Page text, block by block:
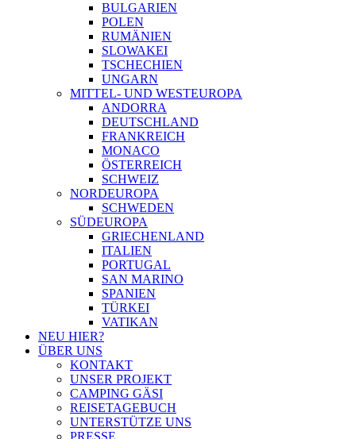
BULGARIEN
POLEN
RUMÄNIEN
SLOWAKEI
TSCHECHIEN
UNGARN
MITTEL- UND WESTEUROPA
ANDORRA
DEUTSCHLAND
FRANKREICH
MONACO
ÖSTERREICH
SCHWEIZ
NORDEUROPA
SCHWEDEN
SÜDEUROPA
GRIECHENLAND
ITALIEN
PORTUGAL
SAN MARINO
SPANIEN
TÜRKEI
VATIKAN
NEU HIER?
ÜBER UNS
KONTAKT
UNSER PROJEKT
CAMPING GÄSI
REISETAGEBUCH
UNTERSTÜTZE UNS
PRESSE